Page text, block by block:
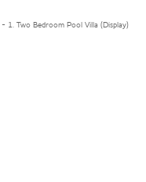
- 1. Two Bedroom Pool Villa (Display)